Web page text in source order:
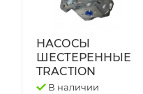
НАСОСЫ
ШЕСТЕРЕННЫЕ
TRACTION
В наличии